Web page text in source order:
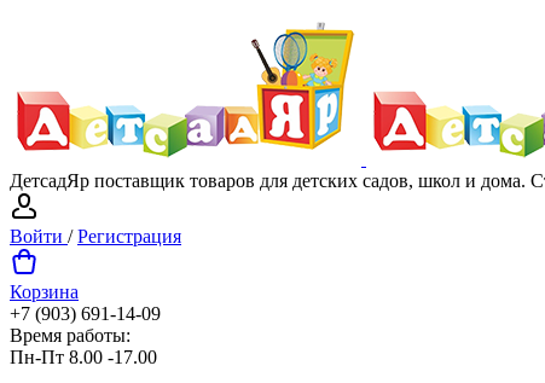
ДетсадЯр поставщик товаров для детских садов, школ и
Войти /Регистрация
Корзина
+7 (903) 691-14-09
Время работы:
Пн-Пт 8.00 -17.00